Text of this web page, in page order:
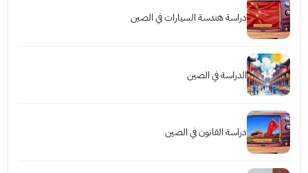
دراسة هندسة السيارات في الصين
الدراسة في الصين
دراسة القانون في الصين